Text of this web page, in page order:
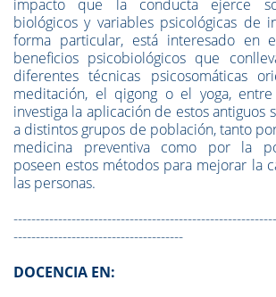
impacto que la conducta ejerce
biológicos y variables psicológicas de
forma particular, está interesado en
beneficios psicobiológicos que
diferentes técnicas psicosomáticas
meditación, el qigong o el yoga, entre
investiga la aplicación de estos antiguos
a distintos grupos de población, tanto
medicina preventiva como por la
poseen estos métodos para mejorar la
las personas.
--------------------------------------
DOCENCIA EN: